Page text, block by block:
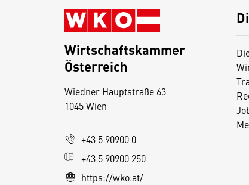
Wirtschaftskammer
Österreich
Wiedner Hauptstraße 63
1045 Wien
+43 5 90900 0
+43 5 90900 250
https://wko.at/